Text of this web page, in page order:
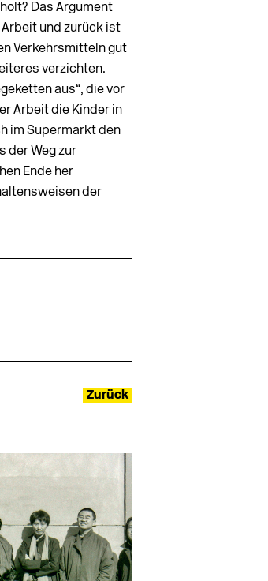
Das Argument
Arbeit und zurück ist
Verkehrsmitteln gut
verzichten.
aus“, die vor
Arbeit die Kinder in
im Supermarkt den
der Weg zur
Ende her
der
Zurück